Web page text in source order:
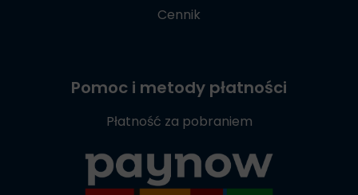
Cennik
Pomoc i metody płatności
Płatność za pobraniem